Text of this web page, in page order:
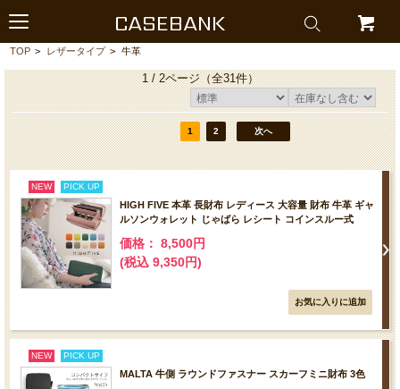
CASEBANK
TOP > レザータイプ > 牛革
1 / 2ページ（全31件）
1 2 次へ
NEW PICK UP
HIGH FIVE 本革 長財布 レディース 大容量 財布 牛革 ギャ
ルソンウォレット じゃばら レシート コインスルー式
価格： 8,500円
(税込 9,350円)
NEW PICK UP
MALTA 牛側 ラウンドファスナー スカーフミニ財布 3色